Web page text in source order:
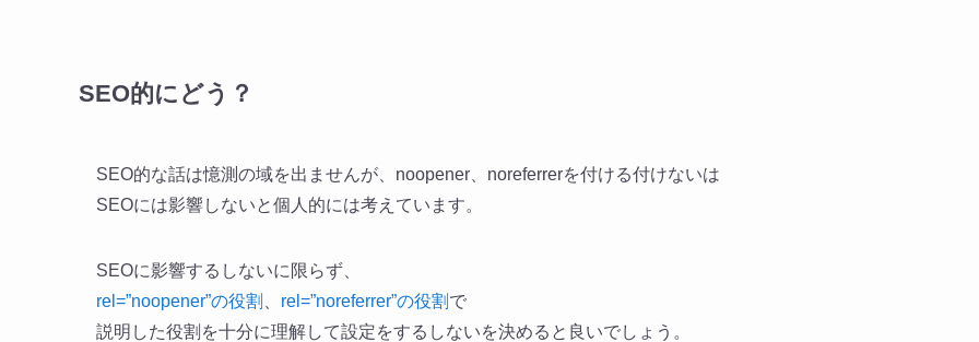
SEO的にどう？
SEO的な話は憶測の域を出ませんが、noopener、noreferrerを付ける付けないは
SEOには影響しないと個人的には考えています。
SEOに影響するしないに限らず、
rel=”noopener”の役割
rel=”noreferrer”の役割 で
説明した役割を十分に理解して設定をするしないを決めると良いでしょう。